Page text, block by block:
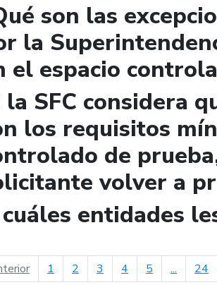
son las
la
el espacio
la SFC considera
los requisitos
de
volver a
entidades
página anterior
1 2 3 4 5 ... 24